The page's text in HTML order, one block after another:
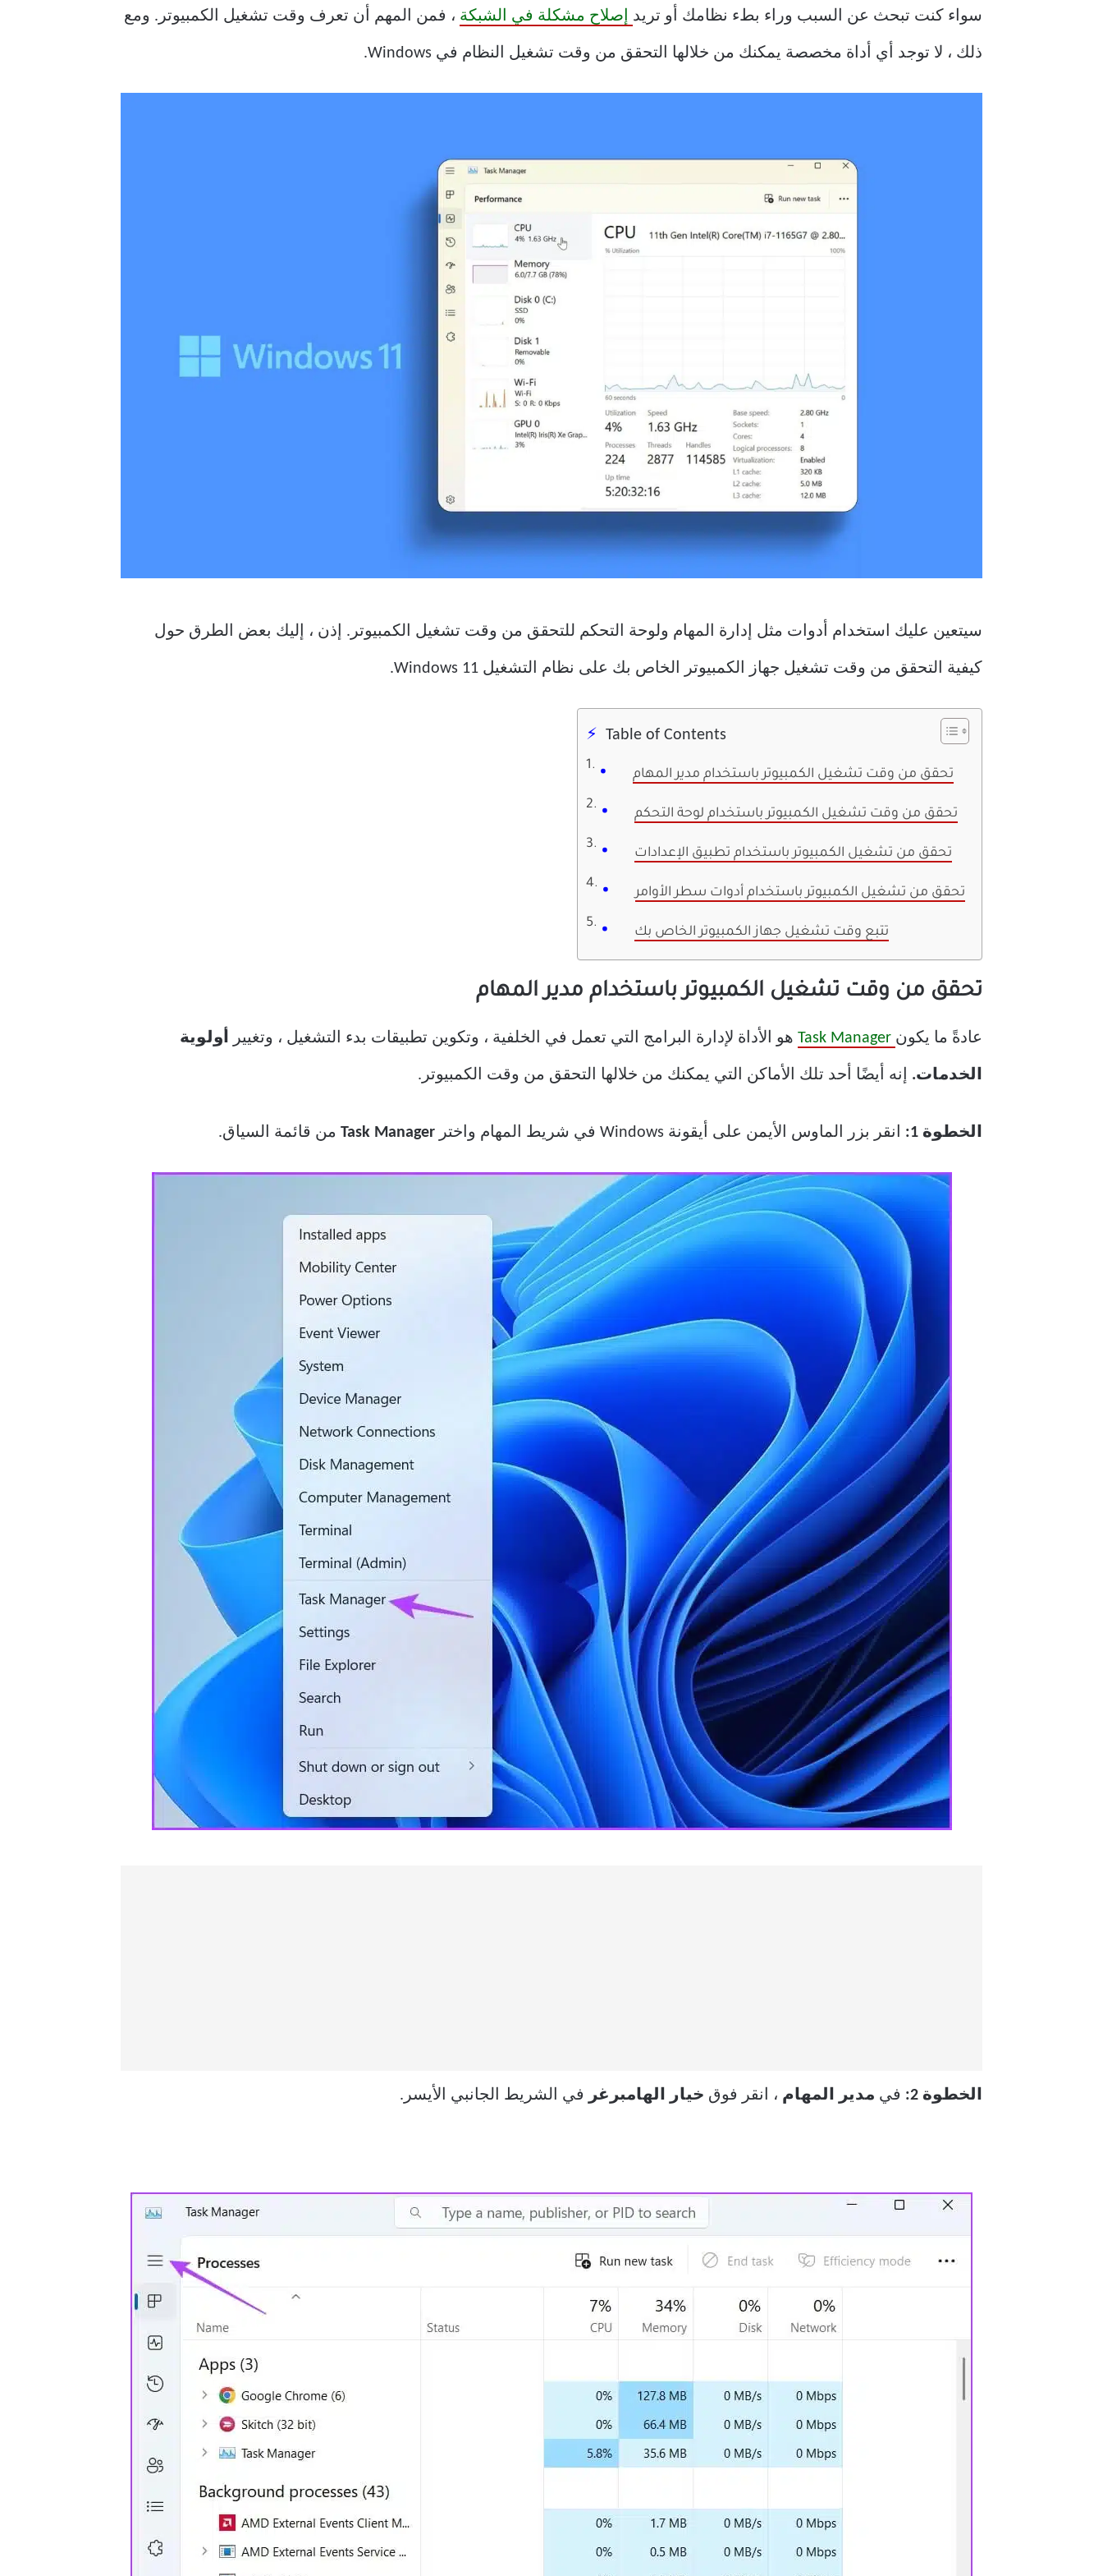
سواء كنت تبحث عن السبب وراء بطء نظامك أو تريد إصلاح مشكلة في الشبكة ، فمن المهم أن تعرف وقت تشغيل الكمبيوتر. ومع
ذلك ، لا توجد أي أداة مخصصة يمكنك من خلالها التحقق من وقت تشغيل النظام في Windows.
سيتعين عليك استخدام أدوات مثل إدارة المهام ولوحة التحكم للتحقق من وقت تشغيل الكمبيوتر. إذن ، إليك بعض الطرق حول
كيفية التحقق من وقت تشغيل جهاز الكمبيوتر الخاص بك على نظام التشغيل Windows 11.
Table of Contents
تحقق من وقت تشغيل الكمبيوتر باستخدام مدير المهام
تحقق من وقت تشغيل الكمبيوتر باستخدام لوحة التحكم
تحقق من تشغيل الكمبيوتر باستخدام تطبيق الإعدادات
تحقق من تشغيل الكمبيوتر باستخدام أدوات سطر الأوامر
تتبع وقت تشغيل جهاز الكمبيوتر الخاص بك
تحقق من وقت تشغيل الكمبيوتر باستخدام مدير المهام
عادةً ما يكون هو الأداة لإدارة البرامج التي تعمل في الخلفية ، وتكوين تطبيقات بدء التشغيل ، وتغيير أولوية
الخدمات. إنه أيضًا أحد تلك الأماكن التي يمكنك من خلالها التحقق من وقت الكمبيوتر.
الخطوة 1: انقر بزر الماوس الأيمن على أيقونة Windows في شريط المهام واختر من قائمة السياق.
الخطوة 2: في مدير المهام ، انقر فوق خيار الهامبرغر في الشريط الجانبي الأيسر.